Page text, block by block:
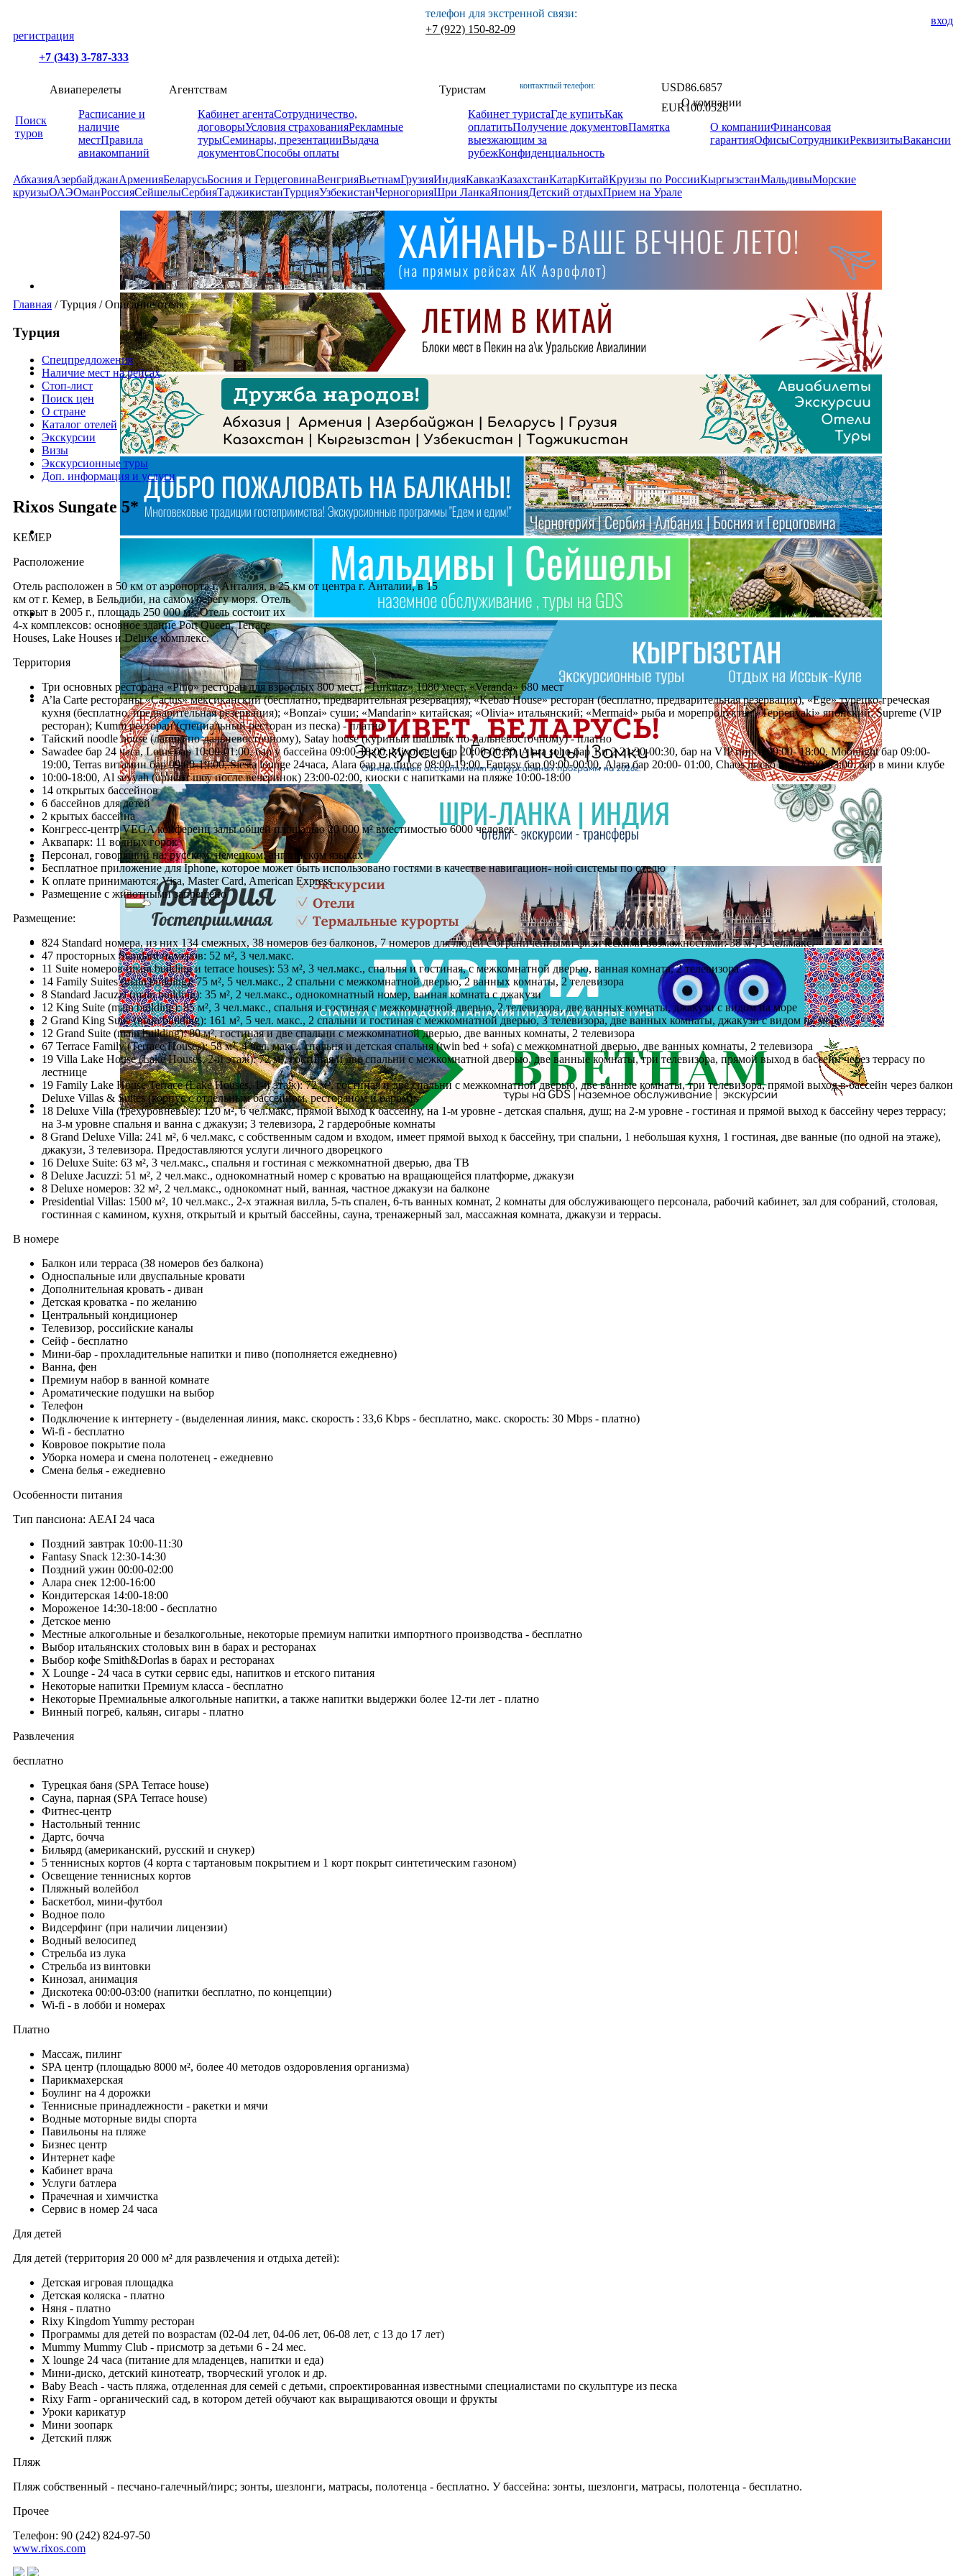
вход
регистрация
+7 (343) 3-787-333
телефон для экстренной связи:
+7 (922) 150-82-09
контактный телефон: USD86.6857
EUR100.0526
Поиск
туров
Авиаперелеты
Расписание и
наличие
местПравила
авиакомпаний
Агентствам
Кабинет агентаСотрудничество,
договорыУсловия страхованияРекламные
турыСеминары, презентацииВыдача
документовСпособы оплаты
Туристам
Кабинет туристаГде купитьКак
оплатитьПолучение документовПамятка
выезжающим за
рубежКонфиденциальность
О компании
О компанииФинансовая
гарантияОфисыСотрудникиРеквизитыВакансии
АбхазияАзербайджанАрменияБеларусьБосния и ГерцеговинаВенгрияВьетнамГрузияИндияКавказКазахстанКатарКитайКруизы по РоссииКыргызстанМальдивыМорские
круизыОАЭОманРоссияСейшелыСербияТаджикистанТурцияУзбекистанЧерногорияШри ЛанкаЯпонияДетский отдыхПрием на Урале
Главная /Турция /Описание отеля
Турция
Спецпредложения
Наличие мест на рейсах
Стоп-лист
Поиск цен
О стране
Каталог отелей
Экскурсии
Визы
Экскурсионные туры
Доп. информация и услуги
Rixos Sungate 5*
КЕМЕР
Расположение
Отель расположен в 50 км от аэропорта г. Анталия, в 25 км от центра г. Анталии, в 15
км от г. Кемер, в Бельдиби, на самом берегу моря. Отель
открыт в 2005 г., площадь 250 000 м². Отель состоит их
4-х комплексов: основное здание Port Queen, Terrace
Houses, Lake Houses и Deluxe комплекс.
Территория
Три основных ресторана «Pino» ресторан для взрослых 800 мест, «Turkuaz» 1080 мест, «Veranda» 680 мест
A’la Carte рестораны «Cactus» мексиканский (бесплатно, предварительная резервация); «Kebab House» ресторан (бесплатно, предварительная резервация), «Ege» турецко-греческая
кухня (бесплатно, предварительная резервация); «Bonzai» суши; «Mandarin» китайская; «Olivia» итальянский; «Mermaid» рыба и морепродукты; «Teppenyaki» японский; Supreme (VIP
ресторан); Kumm ресторан (специальный ресторан из песка) - платно
Тайский noodle house (лапша по-дальневосточному), Satay house (куриный шашлык по-дальневосточному) - платно
Sawadee бар 24 часа, Lotus бар 10:00-01:00, бар у бассейна 09:00-18:00, Mixologie бар 20:00-00:30, Alara soho бар 1 и 2 21:30-00:30, бар на VIP пирсе 09:00- 18:00, Moonlight бар 09:00-
19:00, Terras витамин бар 09:00-19:00, Siesta lounge 24часа, Alara бар на пирсе 08:00-19:00, Fantasy бар 09:00-00:00, Alara бар 20:00- 01:00, Chaos диско бар 00:00-03:00, бар в мини клубе
10:00-18:00, Al seyyah (ориент шоу после вечеринок) 23:00-02:00, киоски с напитками на пляже 10:00-18:00
14 открытых бассейнов
6 бассейнов для детей
2 крытых бассейна
Конгресс-центр VEGA конференц залы общей площадью 20 000 м² вместимостью 6000 человек
Аквапарк: 11 водных горок
Персонал, говорящий на: русском, немецком, английском языках
Бесплатное приложение для Iphone, которое может быть использовано гостями в качестве навигацион- ной системы по отелю
К оплате принимаются: Visa, Master Card, American Express
Размещение с животными запрещено
Размещение:
824 Standard номерa, из них 134 смежных, 38 номеров без балконов, 7 номеров для людей с ограниченными физическими возможностями: 38 м², 3 чел.макс.
47 просторных Standard номеров: 52 м², 3 чел.макс.
11 Suite номеров (main building и terrace houses): 53 м², 3 чел.макс., спальня и гостиная, с межкомнатной дверью, ванная комната, 2 телевизора
14 Family Suites (main building): 75 м², 5 чел.макс., 2 спальни с межкомнатной дверью, 2 ванных комнаты, 2 телевизора
8 Standard Jacuzzi (main building): 35 м², 2 чел.макс., однокомнатный номер, ванная комната с джакузи
12 King Suite (main building): 85 м², 3 чел.макс., спальня и гостиная с межкомнатной дверью, 2 телевизора, две ванных комнаты, джакузи с видом на море
2 Grand King Suite (main building): 161 м², 5 чел. макс., 2 спальни и гостиная с межкомнатной дверью, 3 телевизора, две ванных комнаты, джакузи с видом на море
12 Grand Suite (main building): 80 м², гостиная и две спальни с межкомнатной дверью, две ванных комнаты, 2 телевизора
67 Terrace Family (Terrace Houses): 58 м², 4 чел. макс., спальня и детская спальня (twin bed + sofa) с межкомнатной дверью, две ванных комнаты, 2 телевизора
19 Villa Lake House (Lake Houses, 2-й этаж): 72 м², гостиная и две спальни с межкомнатной дверью, две ванные комнаты, три телевизора, прямой выход в бассейн через террасу по
лестнице
19 Family Lake House Terrace (Lake Houses, 1-й этаж): 72 м², гостиная и две спальни с межкомнатной дверью, две ванные комнаты, три телевизора, прямой выход в бассейн через балкон
Deluxe Villas & Suites (корпус с отдельным бассейном, рестораном и баром):
18 Deluxe Villa (трёхуровневые): 120 м², 6 чел.макс, прямой выход к бассейну, на 1-м уровне - детская спальня, душ; на 2-м уровне - гостиная и прямой выход к бассейну через террасу;
на 3-м уровне спальня и ванна с джакузи; 3 телевизора, 2 гардеробные комнаты
8 Grand Deluxe Villa: 241 м², 6 чел.макс, с собственным садом и входом, имеет прямой выход к бассейну, три спальни, 1 небольшая кухня, 1 гостиная, две ванные (по одной на этаже),
джакузи, 3 телевизора. Предоставляются услуги личного дворецкого
16 Deluxe Suite: 63 м², 3 чел.макс., спальня и гостиная с межкомнатной дверью, два ТВ
8 Deluxe Jacuzzi: 51 м², 2 чел.макс., однокомнатный номер с кроватью на вращающейся платформе, джакузи
8 Deluxe номеров: 32 м², 2 чел.макс., однокомнат ный, ванная, частное джакузи на балконе
Presidential Villas: 1500 м², 10 чел.макс., 2-х этажная вилла, 5-ть спален, 6-ть ванных комнат, 2 комнаты для обслуживающего персонала, рабочий кабинет, зал для собраний, столовая,
гостинная с камином, кухня, открытый и крытый бассейны, сауна, тренажерный зал, массажная комната, джакузи и террасы.
В номере
Балкон или терраса (38 номеров без балкона)
Односпальные или двуспальные кровати
Дополнительная кровать - диван
Детская кроватка - по желанию
Центральный кондиционер
Телевизор, российские каналы
Сейф - бесплатно
Мини-бар - прохладительные напитки и пиво (пополняется ежедневно)
Ванна, фен
Премиум набор в ванной комнате
Ароматические подушки на выбор
Телефон
Подключение к интернету - (выделенная линия, макс. скорость : 33,6 Kbps - бесплатно, макс. скорость: 30 Mbps - платно)
Wi-fi - бесплатно
Ковровое покрытие пола
Уборка номера и смена полотенец - ежедневно
Смена белья - ежедневно
Особенности питания
Тип пансиона: AEAI 24 часа
Поздний завтрак 10:00-11:30
Fantasy Snack 12:30-14:30
Поздний ужин 00:00-02:00
Алара снек 12:00-16:00
Кондитерская 14:00-18:00
Мороженое 14:30-18:00 - бесплатно
Детское меню
Местные алкогольные и безалкогольные, некоторые премиум напитки импортного производства - бесплатно
Выбор итальянских столовых вин в барах и ресторанах
Выбор кофе Smith&Dorlas в барах и ресторанах
X Lounge - 24 часа в сутки сервис еды, напитков и етского питания
Некоторые напитки Прeмиум класса - бесплатно
Некоторые Премиальные алкогольные напитки, а также напитки выдержки более 12-ти лет - платно
Винный погреб, кальян, сигары - платно
Развлечения
бесплатно
Турецкая баня (SPA Terrace house)
Сауна, парная (SPA Terrace house)
Фитнес-центр
Настольный теннис
Дартс, бочча
Бильярд (американский, русский и снукер)
5 теннисных кортов (4 корта с тартановым покрытием и 1 корт покрыт синтетическим газоном)
Освещение теннисных кортов
Пляжный волейбол
Баскетбол, мини-футбол
Водное поло
Видсерфинг (при наличии лицензии)
Водный велосипед
Стрельба из лука
Стрельба из винтовки
Кинозал, анимация
Дискотека 00:00-03:00 (напитки бесплатно, по концепции)
Wi-fi - в лобби и номерах
Платно
Массаж, пилинг
SPA центр (площадью 8000 м², более 40 методов оздоровления организма)
Парикмахерская
Боулинг на 4 дорожки
Теннисные принадлежности - ракетки и мячи
Водные моторные виды спорта
Павильоны на пляже
Бизнес центр
Интернет кафе
Кабинет врача
Услуги батлера
Прачечная и химчистка
Сервис в номер 24 часа
Для детей
Для детей (территория 20 000 м² для развлечения и отдыха детей):
Детская игровая площадка
Детская коляска - платно
Няня - платно
Rixy Kingdom Yummy ресторан
Программы для детей по возрастам (02-04 лет, 04-06 лет, 06-08 лет, с 13 до 17 лет)
Mummy Mummy Club - присмотр за детьми 6 - 24 мес.
X lounge 24 часа (питание для младенцев, напитки и еда)
Мини-диско, детский кинотеатр, творческий уголок и др.
Baby Beach - часть пляжа, отделенная для семей с детьми, спроектированная известными специалистами по скульптуре из песка
Rixy Farm - органический сад, в котором детей обучают как выращиваются овощи и фрукты
Уроки карикатур
Мини зоопарк
Детский пляж
Пляж
Пляж собственный - песчано-галечный/пирс; зонты, шезлонги, матрасы, полотенца - бесплатно. У бассейна: зонты, шезлонги, матрасы, полотенца - бесплатно.
Прочее
Tелефон: 90 (242) 824-97-50
www.rixos.com